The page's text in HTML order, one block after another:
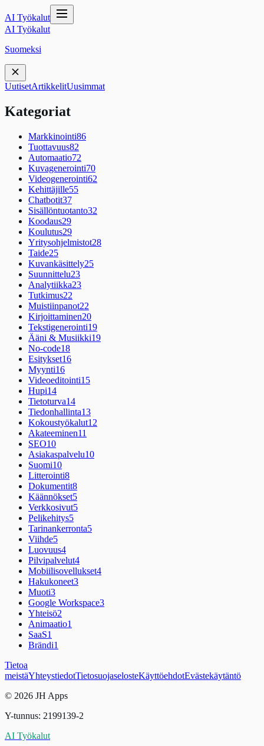
AI Työkalut
AI Työkalut
Suomeksi
UutisetArtikkelitUusimmat
Kategoriat
Markkinointi86
Tuottavuus82
Automaatio72
Kuvagenerointi70
Videogenerointi62
Kehittäjille55
Chatbotit37
Sisällöntuotanto32
Koodaus29
Koulutus29
Yritysohjelmistot28
Taide25
Kuvankäsittely25
Suunnittelu23
Analytiikka23
Tutkimus22
Muistiinpanot22
Kirjoittaminen20
Tekstigenerointi19
Ääni & Musiikki19
No-code18
Esitykset16
Myynti16
Videoeditointi15
Hupi14
Tietoturva14
Tiedonhallinta13
Kokoustyökalut12
Akateeminen11
SEO10
Asiakaspalvelu10
Suomi10
Litterointi8
Dokumentit8
Käännökset5
Verkkosivut5
Pelikehitys5
Tarinankerronta5
Viihde5
Luovuus4
Pilvipalvelut4
Mobiilisovellukset4
Hakukoneet3
Muoti3
Google Workspace3
Yhteisö2
Animaatio1
SaaS1
Brändi1
Tietoa
meistäYhteystiedotTietosuojaselosteKäyttöehdotEvästekäytäntö
© 2026 JH Apps
Y-tunnus: 2199139-2
AI Työkalut